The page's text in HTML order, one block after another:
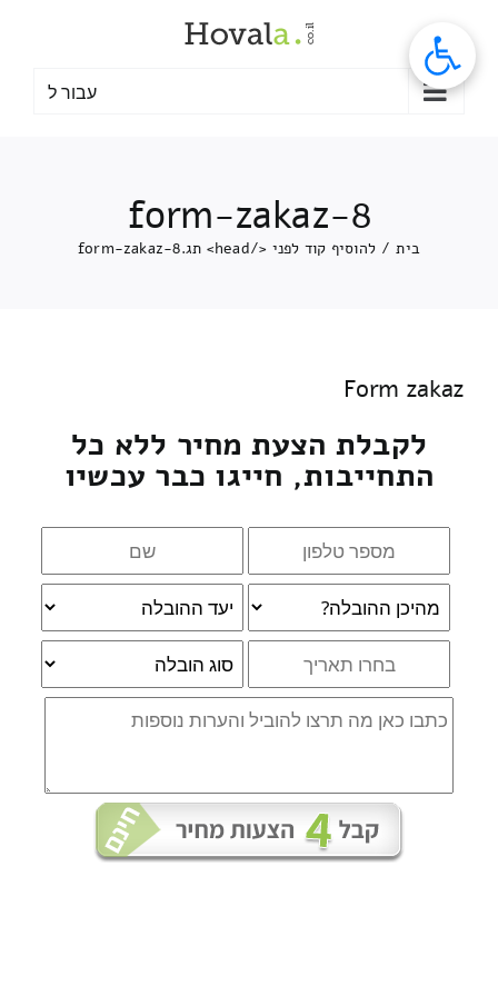
עבור ל
form-zakaz-8
בית / להוסיף קוד לפני </head> תג. form-zakaz-8
Form zakaz
לקבלת הצעת מחיר ללא כל
התחייבות, חייגו כבר עכשיו